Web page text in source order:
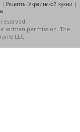
| Рецепты Украинской кухни |
written permission. The
LLC.